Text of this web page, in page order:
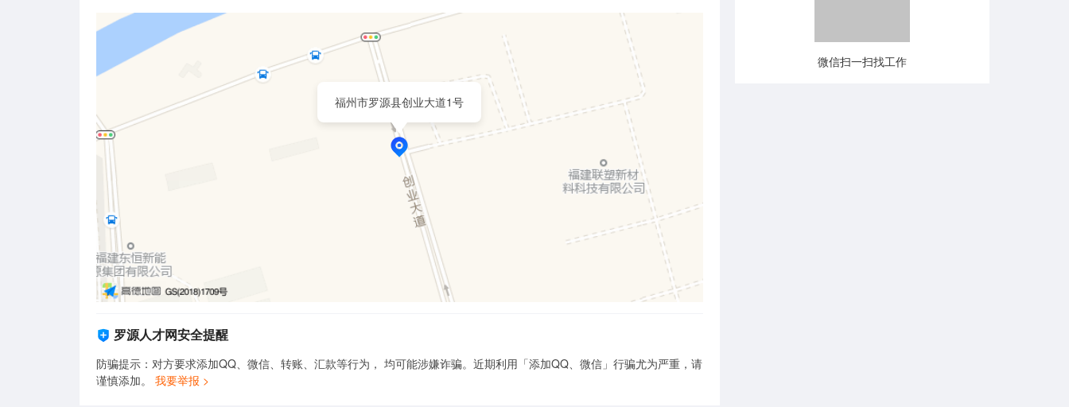
福州市罗源县创业大道1号
罗源人才网安全提醒
防骗提示：对方要求添加QQ、微信、转账、汇款等行为， 均可能涉嫌诈骗。近期利用「添加QQ、微信」行骗尤为严重，请
谨慎添加。 我要举报 >
微信扫一扫找工作